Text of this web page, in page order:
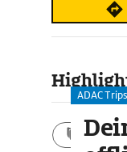
ADAC